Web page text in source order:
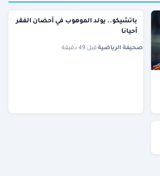
باتشيكو.. يولد الموهوب في أحضان الفقر
أحيانا
صحيفة الرياضية قبل 49 دقيقة